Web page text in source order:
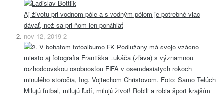
Aj životu pri vodnom póle a s vodným pólom je potrebné viac
dávať, než sa pri ňom len ponáhľať
nov 12, 2019 2
Milujú futbal, milujú ľudí, milujú život! Robili a robia šport krajším